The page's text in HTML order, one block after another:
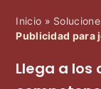
Inicio »
Publicidad para
Llega a los